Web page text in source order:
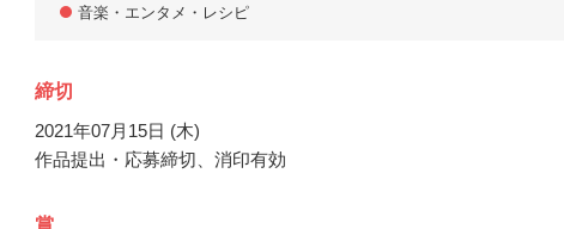
音楽・エンタメ・レシピ
締切
2021年07月15日 (木)
作品提出・応募締切、消印有効
賞